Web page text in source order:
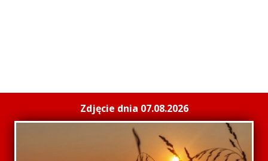
Zdjęcie dnia 07.08.2026